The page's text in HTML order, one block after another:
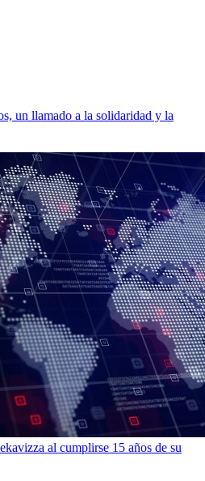
un llamado a la solidaridad y la
al cumplirse 15 años de su